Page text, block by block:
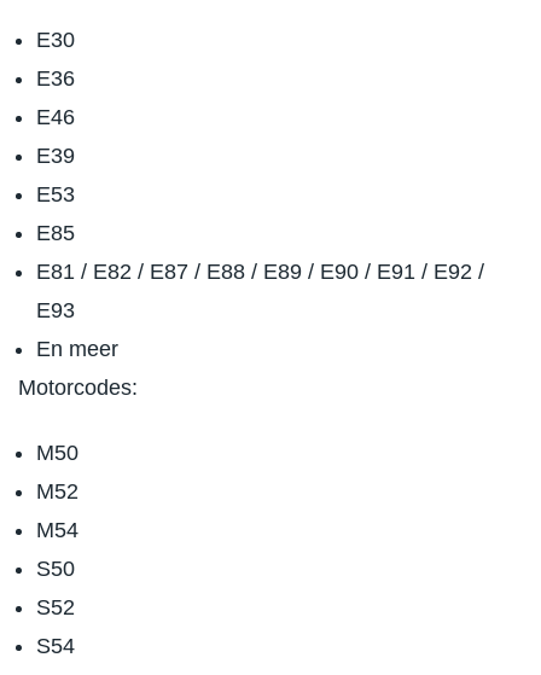
E30
E36
E46
E39
E53
E85
E81 / E82 / E87 / E88 / E89 / E90 / E91 / E92 /
E93
En meer
Motorcodes:
M50
M52
M54
S50
S52
S54